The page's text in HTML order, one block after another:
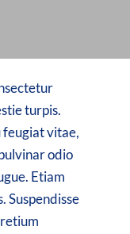
turpis.
feugiat vitae,
odio
Etiam
Suspendisse